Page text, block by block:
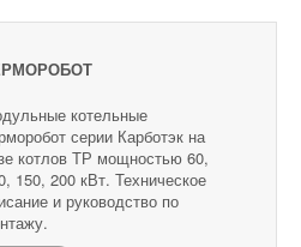
котельные
серии Карботэк на
котлов ТР мощностью 60,
150, 200 кВт. Техническое
и руководство по